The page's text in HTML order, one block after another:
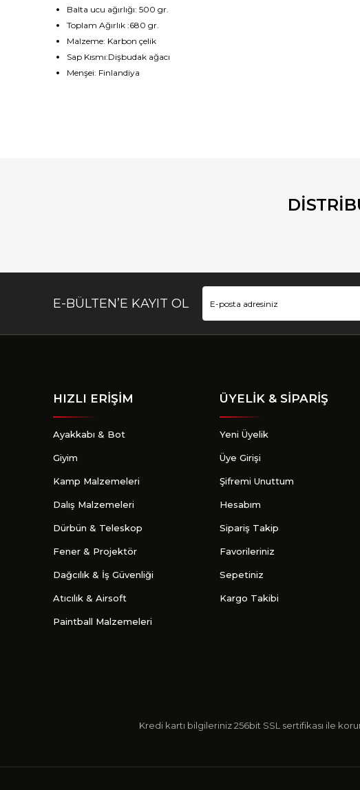
Balta ucu ağırlığı: 500 gr.
Toplam Ağırlık :680 gr.
Malzeme: Karbon çelik
Sap Kısmı:Dişbudak ağacı
Menşei: Finlandiya
E-BÜLTEN’E KAYIT OL
HIZLI ERİŞİM
Ayakkabı & Bot
Giyim
Kamp Malzemeleri
Dalış Malzemeleri
Dürbün & Teleskop
Fener & Projektör
Dağcılık & İş Güvenliği
Atıcılık & Airsoft
Paintball Malzemeleri
ÜYELİK & SİPARİŞ
Yeni Üyelik
Üye Girişi
Şifremi Unuttum
Hesabım
Sipariş Takip
Favorileriniz
Sepetiniz
Kargo Takibi
Kredi kartı bilgileriniz 256bit SSL sertifikası ile